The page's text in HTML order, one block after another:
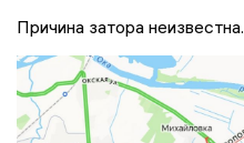
Причина затора неизвестна.